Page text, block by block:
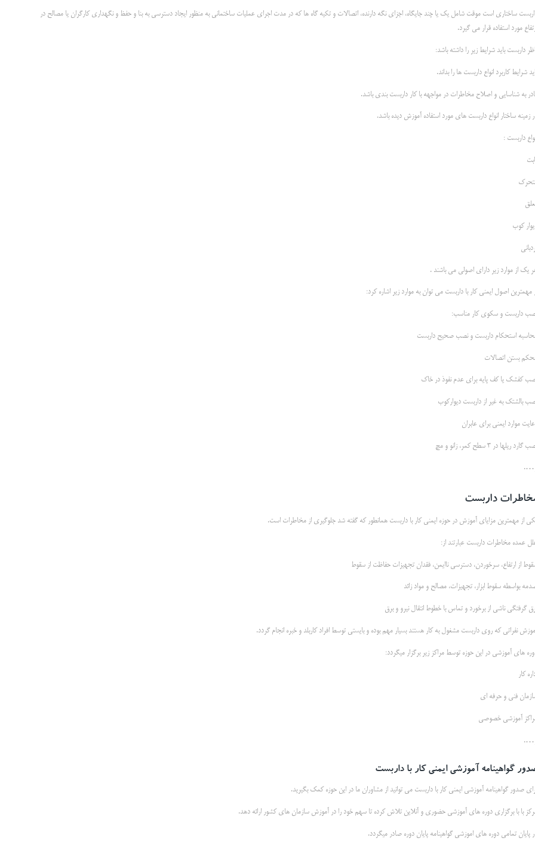
ساختاری است موقت شامل یك یا چند جایگاه، اجزای نگه دارنده، اتصالات و تكیه گاه ها که در مدت اجرای عملیات ساختمانی به منظور ایجاد دسترسی به بنا و حفظ و نگهداری کارگران یا مصالح در
مورد استفاده قرار می گیرد.
داربست باید شرایط زیر را داشته باشد:
شرایط کاربرد انواع داربست ها را بداند.
به شناسایی و اصلاح مخاطرات در مواجهه با کار داربست بندی باشد.
زمینه ساختار انواع داربست های مورد استفاده آموزش دیده باشد.
داربست :
کوب
یک از موارد زیر دارای اصولی می باشند .
مهمترین اصول ایمنی کار با داربست می توان به موارد زیر اشاره کرد:
داربست و سكوي کار مناسب:
استحكام داربست و نصب صحیح داربست
بستن اتصالات
کفشك یا کف پایه برای عدم نفوذ در خاک
بالشتك به غیر از داربست دیوارکوب
موارد ایمنی برای عابران
گارد ریلها در 3 سطح کمر، زانو و مچ
داربست
از مهمترین مزایای آموزش در حوزه ایمنی کار با داربست همانطور که گفته شد جلوگیری از مخاطرات است.
عمده مخاطرات داربست عبارتند از:
از ارتفاع، سرخوردن، دسترسي ناایمن، فقدان تجهیزات حفاظت از سقوط
بواسطه سقوط ابزار، تجهیزات، مصالح و مواد زائد
گرفتگي ناشي از برخورد و تماس با خطوط انتقال نیرو و برق
نفراتی که روی داربست مشغول به کار هستند بسیار مهم بوده و بایستی توسط افراد کاربلد و خبره انجام گردد.
های آموزشی در این حوزه توسط مراکز زیر برگزار میگردد:
کار
فنی و حرفه ای
آموزشی خصوصی
گواهینامه آموزشی ایمنی کار با داربست
صدور گواهینامه آموزشی ایمنی کار با داربست می توانید از مشاوران ما در این حوزه کمک بگیرید.
با با برگزاری دوره های آموزشی حضوری و آنلاین تلاش کرده تا سهم خود را در آموزش سازمان های کشور ارائه دهد.
پایان تمامی دوره های اموزشی گواهینامه پایان دوره صادر میگردد.